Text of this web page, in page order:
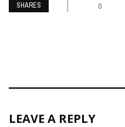
SHARES 0
LEAVE A REPLY